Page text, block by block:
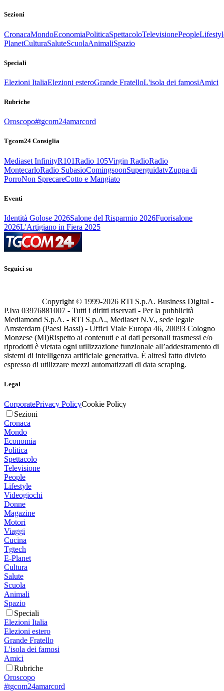
Sezioni
CronacaMondoEconomiaPoliticaSpettacoloTelevisionePeople
PlanetCulturaSaluteScuolaAnimaliSpazio
Speciali
Elezioni ItaliaElezioni esteroGrande FratelloL'isola dei famosiAmici
Rubriche
Oroscopo#tgcom24amarcord
Tgcom24 Consiglia
Mediaset InfinityR101Radio 105Virgin RadioRadio
MontecarloRadio SubasioComingsoonSuperguidatvZuppa di
PorroNon SprecareCotto e Mangiato
Eventi
Identità Golose 2026Salone del Risparmio 2026Fuorisalone
2026L'Artigiano in Fiera 2025
Seguici su
Copyright © 1999-2026 RTI S.p.A. Business Digital -
P.Iva 03976881007 - Tutti i diritti riservati - Per la pubblicità
Mediamond S.p.A. - RTI S.p.A., Mediaset N.V., sede legale
Amsterdam (Paesi Bassi) - Uffici Viale Europa 46, 20093 Cologno
Monzese (MI)Rispetto ai contenuti e ai dati personali trasmessi e/o
riprodotti è vietata ogni utilizzazione funzionale all’addestramento di
sistemi di intelligenza artificiale generativa. È altresì fatto divieto
espresso di utilizzare mezzi automatizzati di data scraping.
Legal
CorporatePrivacy PolicyCookie Policy
Sezioni
Cronaca
Mondo
Economia
Politica
Spettacolo
Televisione
People
Lifestyle
Videogiochi
Donne
Magazine
Motori
Viaggi
Cucina
Tgtech
E-Planet
Cultura
Salute
Scuola
Animali
Spazio
Speciali
Elezioni Italia
Elezioni estero
Grande Fratello
L'isola dei famosi
Amici
Rubriche
Oroscopo
#tgcom24amarcord